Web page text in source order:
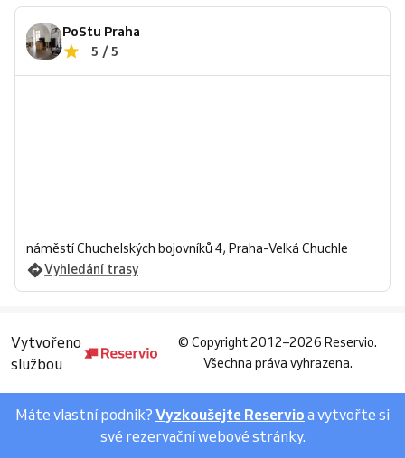
PoStu Praha
5 / 5
náměstí Chuchelských bojovníků 4, Praha-Velká Chuchle
Vyhledání trasy
Vytvořeno
službou
© Copyright 2012–2026 Reservio.
Všechna práva vyhrazena.
Máte vlastní podnik? Vyzkoušejte Reservio a vytvořte si
své rezervační webové stránky.